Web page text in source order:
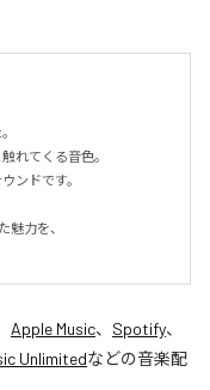
れてくる音色。
ンドです。
魅力を、
Apple Music、 Spotify、
Unlimitedなどの音楽配